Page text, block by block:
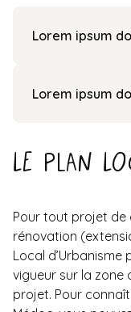
Lorem ipsum
Lorem ipsum
Le Plan
Pour tout projet de
rénovation
Local d’Urbanisme
vigueur sur la zone
projet. Pour